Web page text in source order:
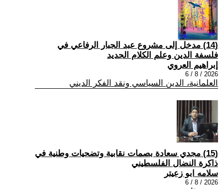
(14) مدخل إلى مشروع عبد الجبار الرفاعي في
فلسفة الدين وعلم الكلام الجديد
إبراهيم العروي
2026 / 8 / 6
العلمانية، الدين السياسي ونقد الفكر الديني
(15) مجدي سعادة بصمات نقابية وتضحيات وطنية في
ذاكرة النضال الفلسطيني
سلامه ابو زعيتر
2026 / 8 / 6